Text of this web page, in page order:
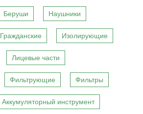
Беруши Наушники
Гражданские Изолирующие
Лицевые части
Фильтрующие Фильтры
Аккумуляторный инструмент